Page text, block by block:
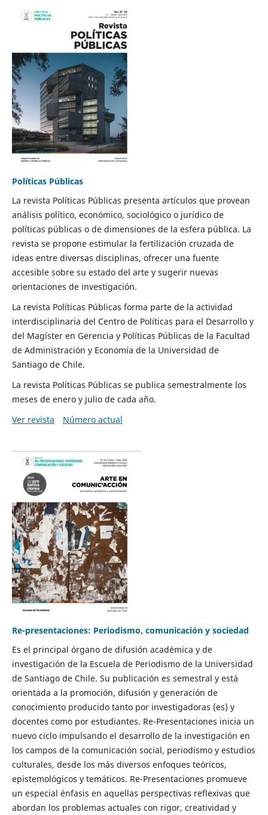
Políticas Públicas
La revista Políticas Públicas presenta artículos que provean
análisis político, económico, sociológico o jurídico de
políticas públicas o de dimensiones de la esfera pública. La
revista se propone estimular la fertilización cruzada de
ideas entre diversas disciplinas, ofrecer una fuente
accesible sobre su estado del arte y sugerir nuevas
orientaciones de investigación.
La revista Políticas Públicas forma parte de la actividad
interdisciplinaria del Centro de Políticas para el Desarrollo y
del Magíster en Gerencia y Políticas Públicas de la Facultad
de Administración y Economía de la Universidad de
Santiago de Chile.
La revista Políticas Públicas se publica semestralmente los
meses de enero y julio de cada año.
Ver revista
Número actual
Re-presentaciones: Periodismo, comunicación y sociedad
Es el principal órgano de difusión académica y de
investigación de la Escuela de Periodismo de la Universidad
de Santiago de Chile. Su publicación es semestral y está
orientada a la promoción, difusión y generación de
conocimiento producido tanto por investigadoras (es) y
docentes como por estudiantes. Re-Presentaciones inicia un
nuevo ciclo impulsando el desarrollo de la investigación en
los campos de la comunicación social, periodismo y estudios
culturales, desde los más diversos enfoques teóricos,
epistemológicos y temáticos. Re-Presentaciones promueve
un especial énfasis en aquellas perspectivas reflexivas que
abordan los problemas actuales con rigor, creatividad y